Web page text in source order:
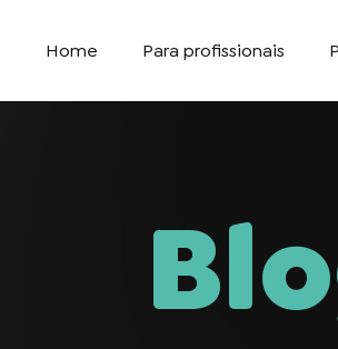
Home Para profissionais